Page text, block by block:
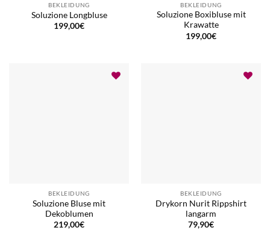
BEKLEIDUNG
Soluzione Longbluse
199,00€
BEKLEIDUNG
Soluzione Boxibluse mit
Krawatte
199,00€
BEKLEIDUNG
Soluzione Bluse mit
Dekoblumen
219,00€
BEKLEIDUNG
Drykorn Nurit Rippshirt
langarm
79,90€